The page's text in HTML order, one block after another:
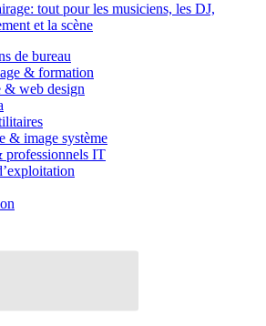
tout pour les musiciens, les DJ,
et la scène
de bureau
& formation
& web design
& image système
professionnels IT